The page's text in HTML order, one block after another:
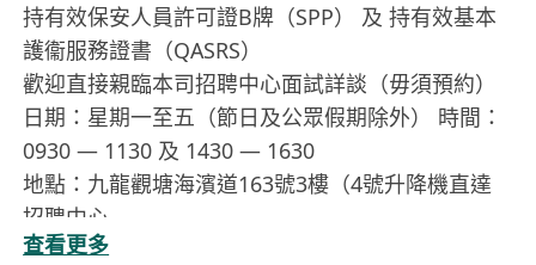
持有效保安人員許可證B牌（SPP） 及 持有效基本
護衞服務證書（QASRS）
歡迎直接親臨本司招聘中心面試詳談（毋須預約）
日期：星期一至五（節日及公眾假期除外） 時間：
0930 — 1130 及 1430 — 1630
地點：九龍觀塘海濱道163號3樓（4號升降機直達
招聘中心
查看更多